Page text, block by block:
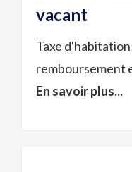
vacant
Taxe
remboursement
En savoir plus...